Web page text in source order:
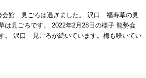
会館 見ごろは過ぎました。 沢口 福寿草の見
は見ごろです。 2022年2月28日の様子 龍勢会
。 沢口 見ごろが続いています。梅も咲いてい